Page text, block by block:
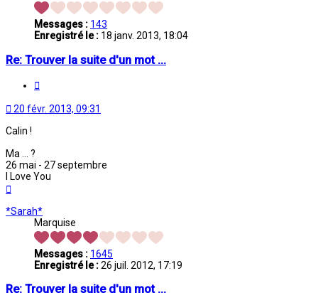
Messages : 143
Enregistré le : 18 janv. 2013, 18:04
Re: Trouver la suite d'un mot ...
20 févr. 2013, 09:31
Calin !
Ma ... ?
26 mai - 27 septembre
I Love You
*Sarah*
Marquise
Messages : 1645
Enregistré le :26 juil. 2012, 17:19
Re: Trouver la suite d'un mot ...